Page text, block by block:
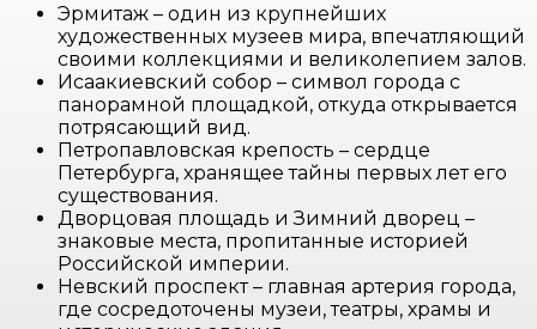
Эрмитаж – один из крупнейших
художественных музеев мира, впечатляющий
своими коллекциями и великолепием залов.
Исаакиевский собор – символ города с
панорамной площадкой, откуда открывается
потрясающий вид.
Петропавловская крепость – сердце
Петербурга, хранящее тайны первых лет его
существования.
Дворцовая площадь и Зимний дворец –
знаковые места, пропитанные историей
Российской империи.
Невский проспект – главная артерия города,
где сосредоточены музеи, театры, храмы и